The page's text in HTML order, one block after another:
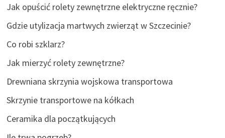
Jak opuścić rolety zewnętrzne elektryczne ręcznie?
Gdzie utylizacja martwych zwierząt w Szczecinie?
Co robi szklarz?
Jak mierzyć rolety zewnętrzne?
Drewniana skrzynia wojskowa transportowa
Skrzynie transportowe na kółkach
Ceramika dla początkujących